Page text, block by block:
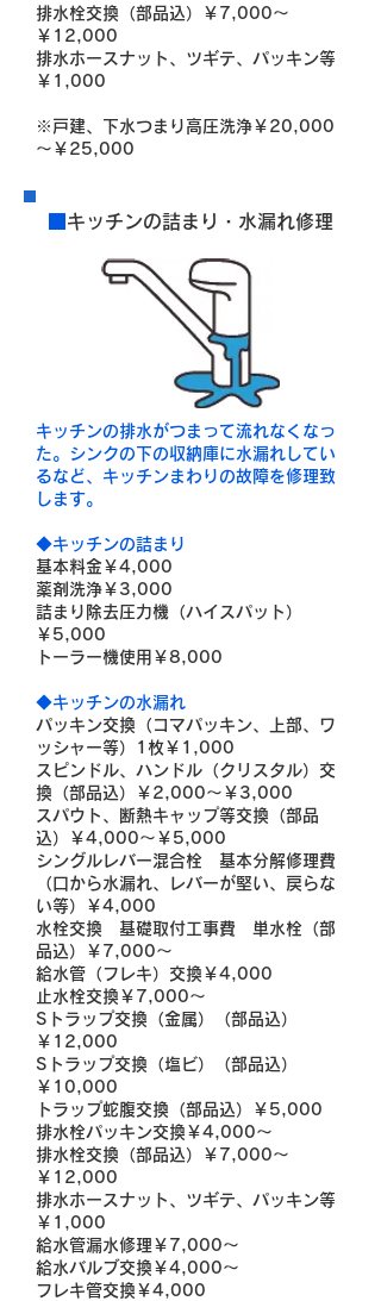
排水栓交換（部品込）￥7,000～
￥12,000
排水ホースナット、ツギテ、パッキン等
￥1,000
※戸建、下水つまり高圧洗浄￥20,000
～￥25,000
キッチンの詰まり・水漏れ修理
キッチンの排水がつまって流れなくなっ
た。シンクの下の収納庫に水漏れしてい
るなど、キッチンまわりの故障を修理致
します。
◆キッチンの詰まり
基本料金￥4,000
薬剤洗浄￥3,000
詰まり除去圧力機（ハイスパット）
￥5,000
トーラー機使用￥8,000
◆キッチンの水漏れ
パッキン交換（コマパッキン、上部、ワ
ッシャー等）1枚￥1,000
スピンドル、ハンドル（クリスタル）交
換（部品込）￥2,000～￥3,000
スパウト、断熱キャップ等交換（部品
込）￥4,000～￥5,000
シングルレバー混合栓 基本分解修理費
（口から水漏れ、レバーが堅い、戻らな
い等）￥4,000
水栓交換 基礎取付工事費 単水栓（部
品込）￥7,000～
給水管（フレキ）交換￥4,000
止水栓交換￥7,000～
Sトラップ交換（金属）（部品込）
￥12,000
Sトラップ交換（塩ビ）（部品込）
￥10,000
トラップ蛇腹交換（部品込）￥5,000
排水栓パッキン交換￥4,000～
排水栓交換（部品込）￥7,000～
￥12,000
排水ホースナット、ツギテ、パッキン等
￥1,000
給水管漏水修理￥7,000～
給水バルブ交換￥4,000～
フレキ管交換￥4,000